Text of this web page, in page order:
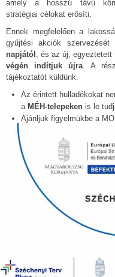
amely a hosszú távú
stratégiai célokat erősíti.
Ennek megfelelően a
gyűjtési akciók szervezését
napjától , és az új, egyeztetett
végén indítjuk újra. A
tájékoztatót küldünk.
Az érintett hulladékokat
a MÉH-telepeken is le
Ajánljuk figyelmükbe a
hulladéktípusra szűrve
megoldást:MOHU |
Tájékoztató szelektív
Köszönjük
időszakban!"